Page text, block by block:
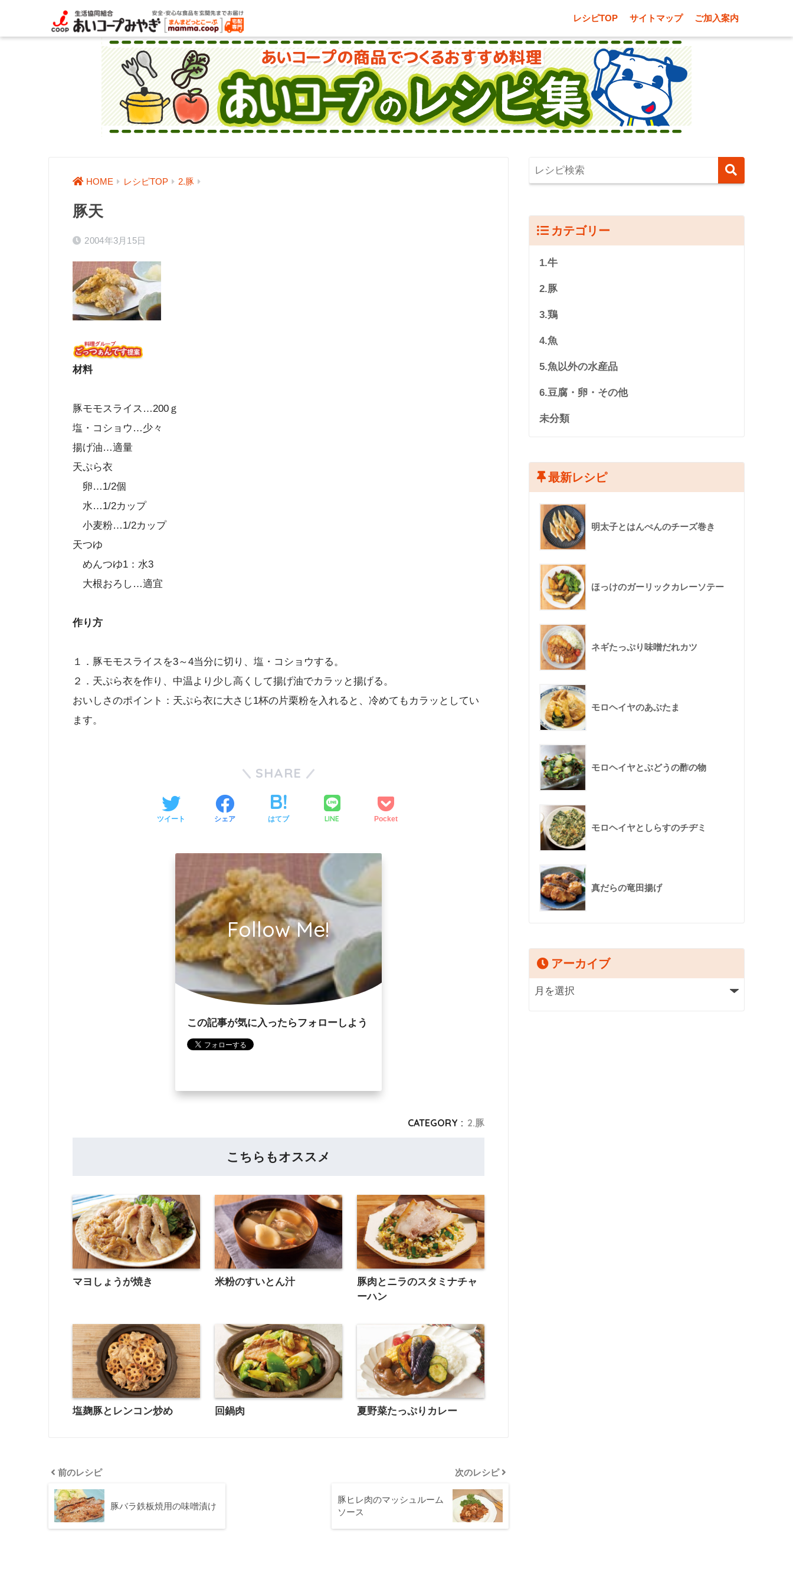
レシピTOP サイトマップ ご加入案内
HOME レシピTOP 2.豚
豚天
2004年3月15日
材料
豚モモスライス…200ｇ
塩・コショウ…少々
揚げ油…適量
天ぷら衣
卵…1/2個
水…1/2カップ
小麦粉…1/2カップ
天つゆ
めんつゆ1：水3
大根おろし…適宜
作り方
１．豚モモスライスを3～4当分に切り、塩・コショウする。
２．天ぷら衣を作り、中温より少し高くして揚げ油でカラッと揚げる。
おいしさのポイント：天ぷら衣に大さじ1杯の片栗粉を入れると、冷めてもカラッとしてい
ます。
SHARE
ツイート シェア はてブ LINE Pocket
Follow Me!
この記事が気に入ったらフォローしよう
CATEGORY : 2.豚
こちらもオススメ
マヨしょうが焼き 米粉のすいとん汁
豚肉とニラのスタミナチャ
ーハン
塩麹豚とレンコン炒め 回鍋肉 夏野菜たっぷりカレー
前のレシピ
豚バラ鉄板焼用の味噌漬け
次のレシピ
豚ヒレ肉のマッシュルーム
ソース
カテゴリー
1.牛
2.豚
3.鶏
4.魚
5.魚以外の水産品
6.豆腐・卵・その他
未分類
最新レシピ
明太子とはんぺんのチーズ巻き
ほっけのガーリックカレーソテー
ネギたっぷり味噌だれカツ
モロヘイヤのあぶたま
モロヘイヤとぶどうの酢の物
モロヘイヤとしらすのチヂミ
真だらの竜田揚げ
アーカイブ